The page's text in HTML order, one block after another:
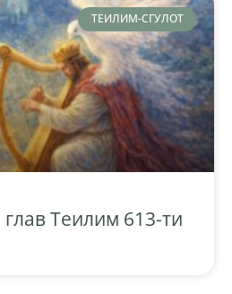
ТЕИЛИМ-СГУЛОТ
глав Теилим 613-ти